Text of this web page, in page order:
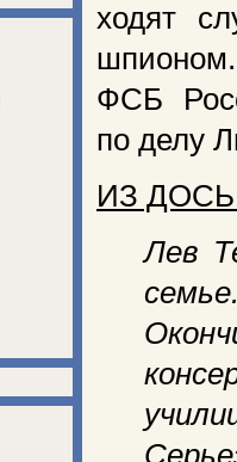
ходят
ФСБ
по делу
ИЗ
Лев